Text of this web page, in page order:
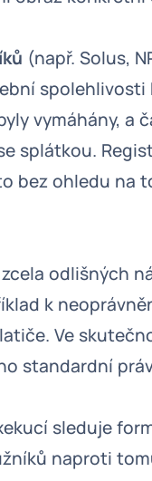
(např. Solus,
spolehlivosti
vymáhány, a
splátkou.
bez ohledu na
odlišných
k
Ve
standardní
sleduje
naproti